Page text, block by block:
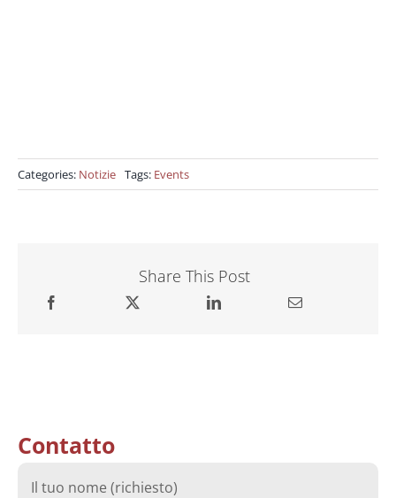
Categories: Notizie Tags: Events
Share This Post
Contatto
Il tuo nome (richiesto)